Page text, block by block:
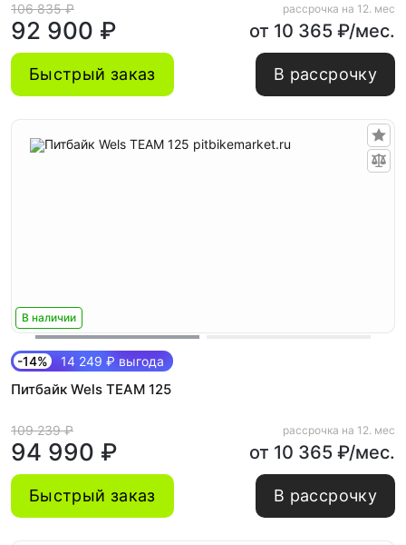
106 835 ₽
92 900 ₽
рассрочка на 12. мес
от 10 365 ₽/мес.
Быстрый заказ В рассрочку
В наличии
-14% 14 249 ₽ выгода
Питбайк Wels TEAM 125
109 239 ₽
94 990 ₽
рассрочка на 12. мес
от 10 365 ₽/мес.
Быстрый заказ В рассрочку